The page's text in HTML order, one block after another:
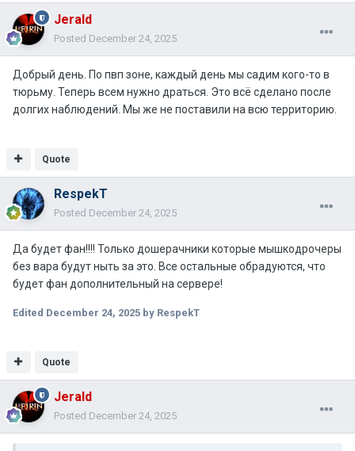
Jerald
Posted December 24, 2025
Добрый день. По пвп зоне, каждый день мы садим кого-то в
тюрьму. Теперь всем нужно драться. Это всё сделано после
долгих наблюдений. Мы же не поставили на всю территорию.
Quote
RespekT
Posted December 24, 2025
Да будет фан!!!! Только дошерачники которые мышкодрочеры
без вара будут ныть за это. Все остальные обрадуются, что
будет фан дополнительный на сервере!
Edited December 24, 2025 by RespekT
Quote
Jerald
Posted December 24, 2025